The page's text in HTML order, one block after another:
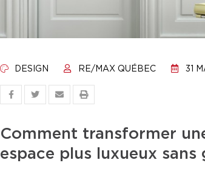
DESIGN RE/MAX QUÉBEC 31
Comment transformer
espace plus luxueux